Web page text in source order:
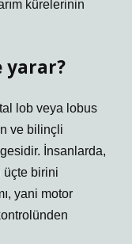
kürelerinin
yarar?
lob veya lobus
ve bilinçli
İnsanlarda,
üçte birini
yani motor